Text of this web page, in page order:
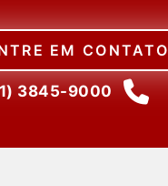
EM CONTATO
3845-9000